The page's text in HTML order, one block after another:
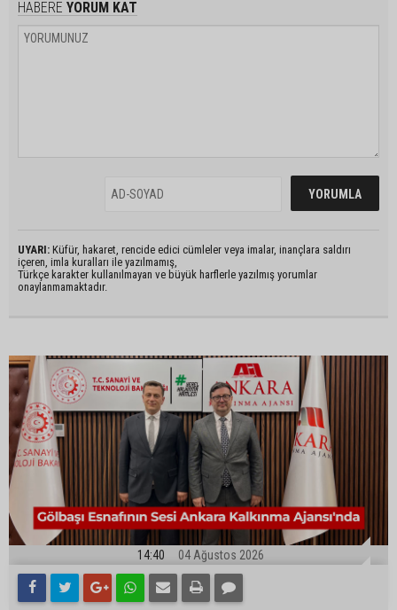
HABERE YORUM KAT
UYARI: Küfür, hakaret, rencide edici cümleler veya imalar, inançlara saldırı
içeren, imla kuralları ile yazılmamış,
Türkçe karakter kullanılmayan ve büyük harflerle yazılmış yorumlar
onaylanmamaktadır.
14:40 04 Ağustos 2026